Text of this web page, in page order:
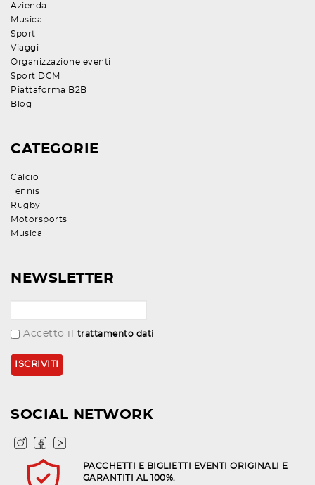
Azienda
Musica
Sport
Viaggi
Organizzazione eventi
Sport DCM
Piattaforma B2B
Blog
CATEGORIE
Calcio
Tennis
Rugby
Motorsports
Musica
NEWSLETTER
Accetto il trattamento dati
SOCIAL NETWORK
PACCHETTI E BIGLIETTI EVENTI ORIGINALI E
GARANTITI AL 100%.